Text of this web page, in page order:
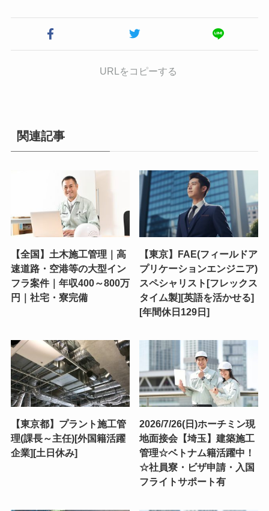
URLをコピーする
関連記事
【全国】土木施工管理｜高
速道路・空港等の大型イン
フラ案件｜年収400～800万
円｜社宅・寮完備
【東京】FAE(フィールドア
プリケーションエンジニア)
スペシャリスト[フレックス
タイム製][英語を活かせる]
[年間休日129日]
【東京都】プラント施工管
理(課長～主任)[外国籍活躍
企業][土日休み]
2026/7/26(日)ホーチミン現
地面接会【埼玉】建築施工
管理☆ベトナム籍活躍中！
☆社員寮・ビザ申請・入国
フライトサポート有